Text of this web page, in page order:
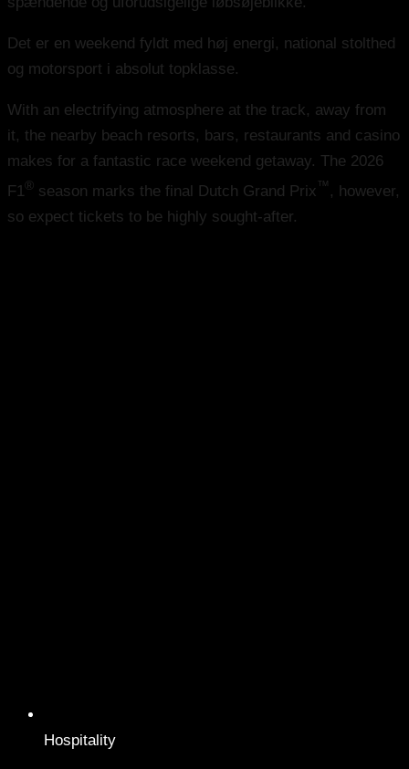
Det er en weekend fyldt med høj energi, national stolthed
og motorsport i absolut topklasse.
With an electrifying atmosphere at the track, away from
it, the nearby beach resorts, bars, restaurants and casino
makes for a fantastic race weekend getaway. The 2026
F1 ® season marks the final Dutch Grand Prix™ , however,
so expect tickets to be highly sought-after.
Hospitality